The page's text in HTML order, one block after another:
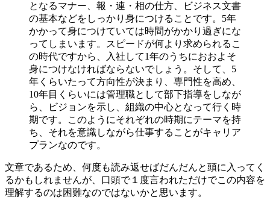
となるマナー、報・連・相の仕方、ビジネス文書
の基本などをしっかり身につけることです。5年
かかって身につけていては時間がかかり過ぎにな
ってしまいます。スピードが何より求められるこ
の時代ですから、入社して1年のうちにおおよそ
身につけなければならないでしょう。そして、5
年くらいたって方向性が決まり、専門性を高め、
10年目くらいには管理職として部下指導をしなが
ら、ビジョンを示し、組織の中心となって行く時
期です。このようにそれぞれの時期にテーマを持
ち、それを意識しながら仕事することがキャリア
プランなのです。
文章であるため、何度も読み返せばだんだんと頭に入ってく
るかもしれませんが、口頭で１度言われただけでこの内容を
理解するのは困難なのではないかと思います。